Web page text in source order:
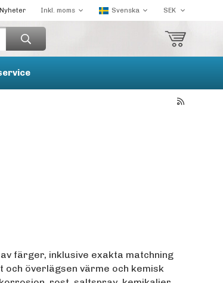
Nyheter
färger, inklusive exakta matchning
överlägsen värme och kemisk